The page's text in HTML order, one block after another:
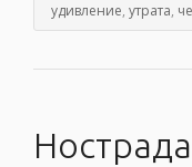
удивление, утрата,